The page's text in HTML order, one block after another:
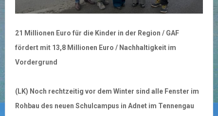
21 Millionen Euro für die Kinder in der Region / GAF
fördert mit 13,8 Millionen Euro / Nachhaltigkeit im
Vordergrund
(LK) Noch rechtzeitig vor dem Winter sind alle Fenster im
Rohbau des neuen Schulcampus in Adnet im Tennengau